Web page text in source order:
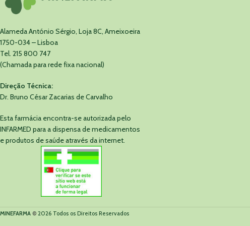
Alameda António Sérgio, Loja 8C, Ameixoeira
1750-034 – Lisboa
Tel. 215 800 747
(Chamada para rede fixa nacional)
Direção Técnica:
Dr. Bruno César Zacarias de Carvalho
Esta farmácia encontra-se autorizada pelo
INFARMED para a dispensa de medicamentos
e produtos de saúde através da internet.
MINEFARMA © 2026 Todos os Direitos Reservados